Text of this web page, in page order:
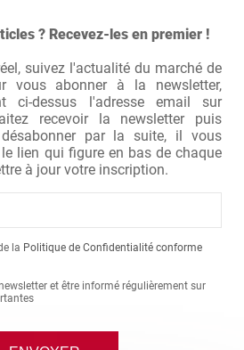
? Recevez-les en premier !
suivez l'actualité du marché de
vous abonner à la newsletter,
ci-dessus l'adresse email sur
recevoir la newsletter puis
par la suite, il vous
lien qui figure en bas de chaque
à jour votre inscription.
la Politique de Confidentialité conforme
et être informé régulièrement sur